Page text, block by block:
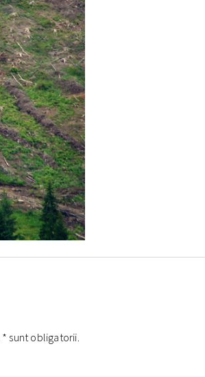
* sunt obligatorii.